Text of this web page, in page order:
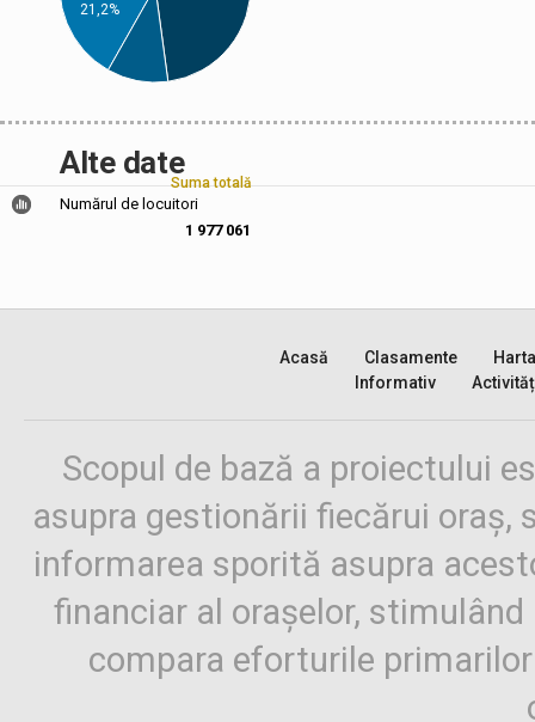
21,2%
Alte date
Suma totală
Numărul de locuitori
1 977 061
Acasă Clasamente
Harta
Informativ
Scopul de bază a proiectului
asupra gestionării fiecărui oraș,
informarea sporită asupra
financiar al orașelor,
compara eforturile